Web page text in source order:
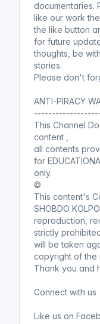
documentaries.
like our work
the like button
for future
thoughts, be
stories.
Please don't
ANTI-PIRACY
This Channel
content ,
all contents
for
only.
©
This content's
SHOBDO
reproduction,
strictly
will be taken
copyright of the
Thank you and
Connect with us
Like us on